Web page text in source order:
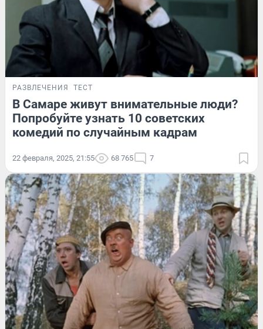
РАЗВЛЕЧЕНИЯ ТЕСТ
В Самаре живут внимательные люди?
Попробуйте узнать 10 советских
комедий по случайным кадрам
22 февраля, 2025, 21:55 68 765 7